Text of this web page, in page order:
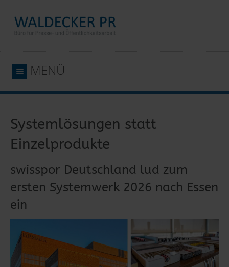
MENÜ
Systemlösungen statt
Einzelprodukte
swisspor Deutschland lud zum
ersten Systemwerk 2026 nach Essen
ein